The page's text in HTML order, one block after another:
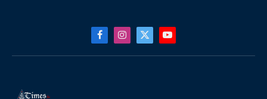
FacebookInstagram
X
(Twitter)
YouTube